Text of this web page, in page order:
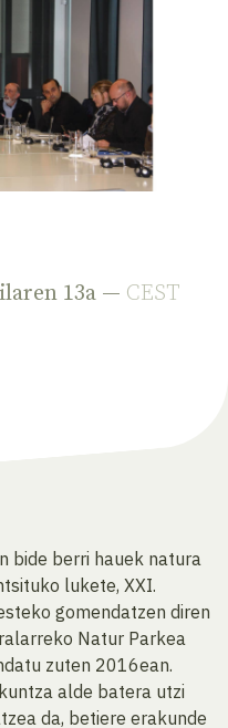
13a — CEST
bide berri hauek natura
lukete, XXI.
gomendatzen diren
Natur Parkea
zuten 2016ean.
alde batera utzi
da, betiere erakunde